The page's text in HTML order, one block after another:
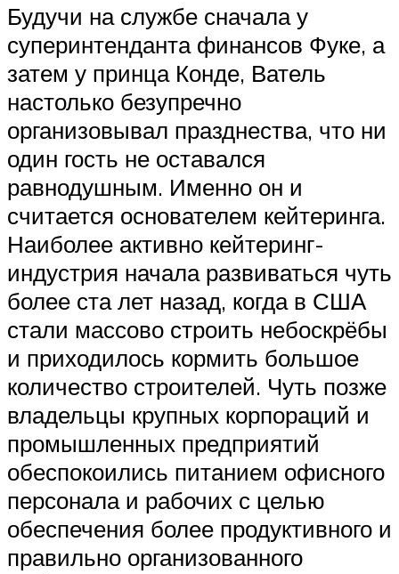
Будучи на службе сначала у
суперинтенданта финансов Фуке, а
затем у принца Конде, Ватель
настолько безупречно
организовывал празднества, что ни
один гость не оставался
равнодушным. Именно он и
считается основателем кейтеринга.
Наиболее активно кейтеринг-
индустрия начала развиваться чуть
более ста лет назад, когда в США
стали массово строить небоскрёбы
и приходилось кормить большое
количество строителей. Чуть позже
владельцы крупных корпораций и
промышленных предприятий
обеспокоились питанием офисного
персонала и рабочих с целью
обеспечения более продуктивного и
правильно организованного